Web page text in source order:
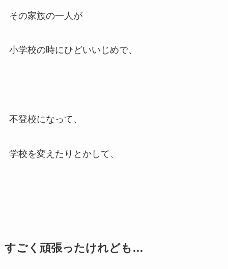
その家族の一人が
小学校の時にひどいいじめで、
不登校になって、
学校を変えたりとかして、
すごく頑張ったけれども…